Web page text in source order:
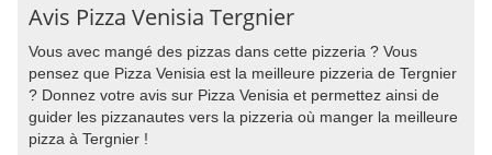
Avis Pizza Venisia Tergnier
Vous avec mangé des pizzas dans cette pizzeria ? Vous
pensez que Pizza Venisia est la meilleure pizzeria de Tergnier
? Donnez votre avis sur Pizza Venisia et permettez ainsi de
guider les pizzanautes vers la pizzeria où manger la meilleure
pizza à Tergnier !